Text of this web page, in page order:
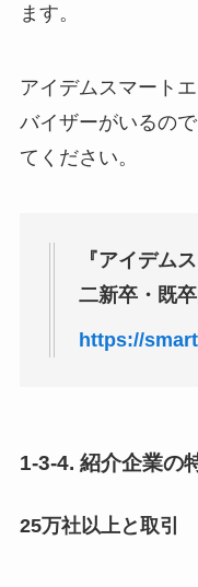
ます。
アイデムスマート
バイザーがいるの
てください。
『アイデム
二新卒・既
https://
1-3-4. 紹介企業の
25万社以上と取引